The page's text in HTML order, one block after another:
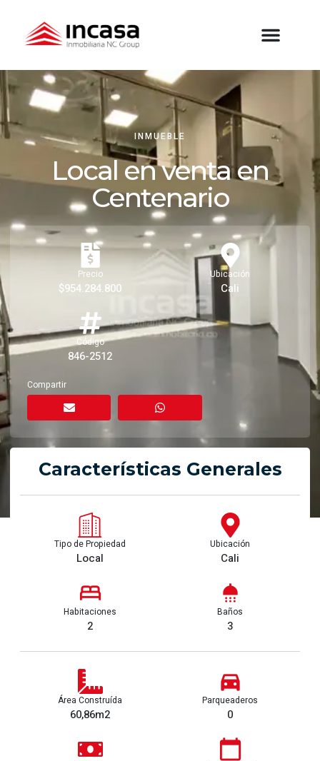
INMUEBLE
Local en venta en
Centenario
Precio
$954.284.800
Ubicación
Cali
Código
846-2512
Compartir
Características Generales
Tipo de Propiedad
Local
Ubicación
Cali
Habitaciones
2
Baños
3
Área Construída
60,86m2
Parqueaderos
0